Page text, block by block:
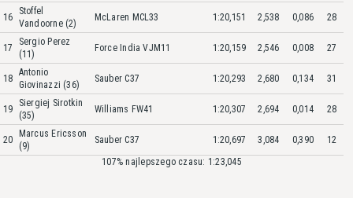
16
Stoffel
Vandoorne (2)
McLaren MCL33 1:20,151 2,538 0,086 28
17
Sergio Perez
(11)
Force India VJM11 1:20,159 2,546 0,008 27
18
Antonio
Giovinazzi (36)
Sauber C37 1:20,293 2,680 0,134 31
19
Siergiej Sirotkin
(35)
Williams FW41 1:20,307 2,694 0,014 28
20
Marcus Ericsson
(9)
Sauber C37 1:20,697 3,084 0,390
12
107% najlepszego czasu: 1:23,045